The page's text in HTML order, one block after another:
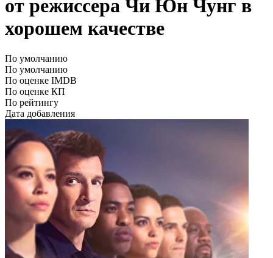
от режиссера Чи Юн Чунг в
хорошем качестве
По умолчанию
По умолчанию
По оценке IMDB
По оценке КП
По рейтингу
Дата добавления